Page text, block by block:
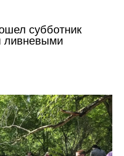
субботник
ливневыми